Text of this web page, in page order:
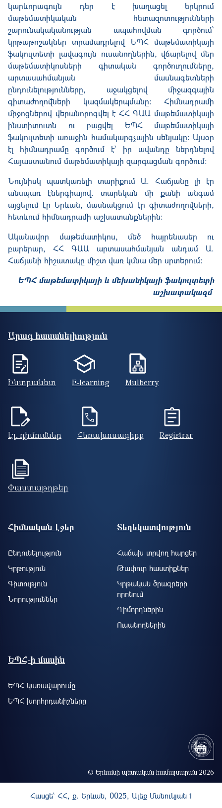
կարևորագույն դեր է խաղացել երկրում
մաթեմատիկական հետազոտությունների
շարունակականության ապահովման գործում՝
կրթաթոշակներ տրամադրելով ԵՊՀ մաթեմատիկայի
ֆակուլտետի լավագույն ուսանողներին, վճարելով մեր
մաթեմատիկոսների գիտական գործուղումները,
արտասահմանյան մասնագետների
ընդունելությունները, աջակցելով միջազգային
գիտաժողովների կազմակերպմանը: Հիմնադրամի
միջոցներով վերանորոգվել է ՀՀ ԳԱԱ մաթեմատիկայի
ինստիտուտն ու բացվել ԵՊՀ մաթեմատիկայի
ֆակուլտետի առաջին համակարգչային սենյակը։ Այսօր
էլ հիմնադրամը գործում է՝ իր ավանդը ներդնելով
Հայաստանում մաթեմատիկայի զարգացման գործում։
Նույնիսկ պատկառելի տարիքում Ա. Հաճյանը լի էր
անսպառ էներգիայով. տարեկան մի քանի անգամ
այցելում էր Երևան, մասնակցում էր գիտաժողովների,
հետևում հիմնադրամի աշխատանքներին։
Ականավոր մաթեմատիկոս, մեծ հայրենասեր ու
բարերար, ՀՀ ԳԱԱ արտասահմանյան անդամ Ա.
Հաճյանի հիշատակը միշտ վառ կմնա մեր սրտերում։
ԵՊՀ մաթեմատիկայի և մեխանիկայի ֆակուլտետի
աշխատակազմ
Արագ հասանելիություն
Ինտրանետ E-learning Mulberry
Էլ. դիմումներ Հեռախոսագիրք Registrar
Փաստաթղթեր
Footer site information
Հիմնական էջեր
Ընդունելություն
Կրթություն
Գիտություն
Նորություններ
Տեղեկատվություն
Հաճախ տրվող հարցեր
Թափուր հաստիքներ
Կրթական ծրագրերի
որոնում
Դիմորդներին
Ուսանողներին
ԵՊՀ-ի մասին
ԵՊՀ կառավարումը
ԵՊՀ խորհրդանիշները
© Երևանի պետական համալսարան 2026
Հասցե` ՀՀ, ք. Երևան, 0025, Ալեք Մանուկյան 1